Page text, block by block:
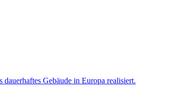
Gebäude in Europa realisiert.